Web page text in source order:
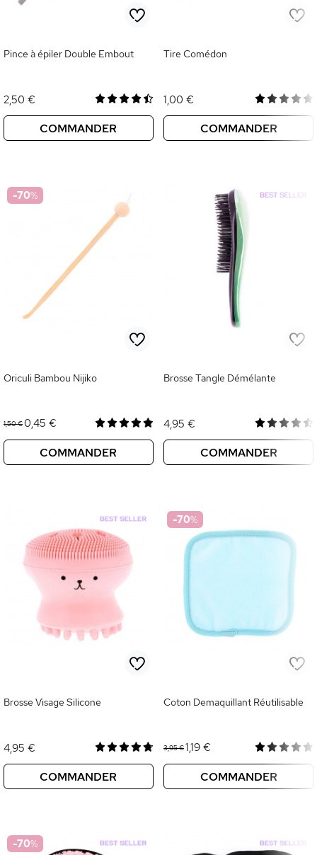
Pince à épiler Double Embout
2,50 €
COMMANDER
Tire Comédon
1,00 €
COMMANDER
-70%
Oriculi Bambou Nijiko
1,50 €0,45 €
COMMANDER
Brosse Tangle Démélante
4,95 €
COMMANDER
Brosse Visage Silicone
4,95 €
COMMANDER
-70%
Coton Demaquillant Réutilisable
3,95 €1,19 €
COMMANDER
-70%